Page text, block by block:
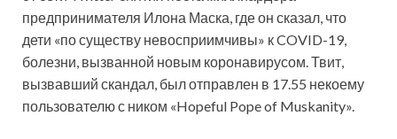
предпринимателя Илона Маска, где он сказал, что
дети «по существу невосприимчивы» к COVID-19,
болезни, вызванной новым коронавирусом. Твит,
вызвавший скандал, был отправлен в 17.55 некоему
пользователю с ником «Hopeful Pope of Muskanity».